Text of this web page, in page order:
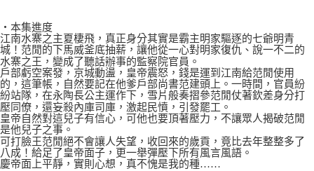
‧本集進度
江南水寨之主夏棲飛，真正身分其實是霸主明家驅逐的七爺明青
城！范閒的下馬威釜底抽薪，讓他從一心對明家復仇、說一不二的
水寨之王，變成了聽話辦事的監察院官員。
戶部虧空案發，京城動盪，皇帝震怒，錢是運到江南給范閒使用
的，這筆帳，自然要記在他爹戶部尚書范建頭上。一時間，官員紛
紛站隊，在永陶長公主運作下，雪片般奏摺參范閒仗著欽差身分打
壓同僚，還妄殺內庫司庫，激起民憤，引發罷工。
皇帝自然對這兒子有信心，可他也要頂著壓力，不讓眾人揭破范閒
是他兒子之事。
可打臉王范閒絕不會讓人失望，收回來的歲貢，竟比去年整整多了
八成！給足了皇帝面子，更一舉彈壓下所有風言風語。
慶帝面上平靜，實則心想，真不愧是我的種……